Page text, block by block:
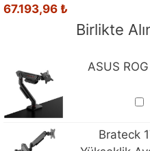
67.193,96 ₺
Birlikte
ASUS
Brateck